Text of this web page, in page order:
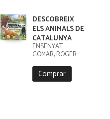
DESCOBREIX
ELS ANIMALS DE
CATALUNYA
ENSENYAT
GOMAR, ROGER
Comprar